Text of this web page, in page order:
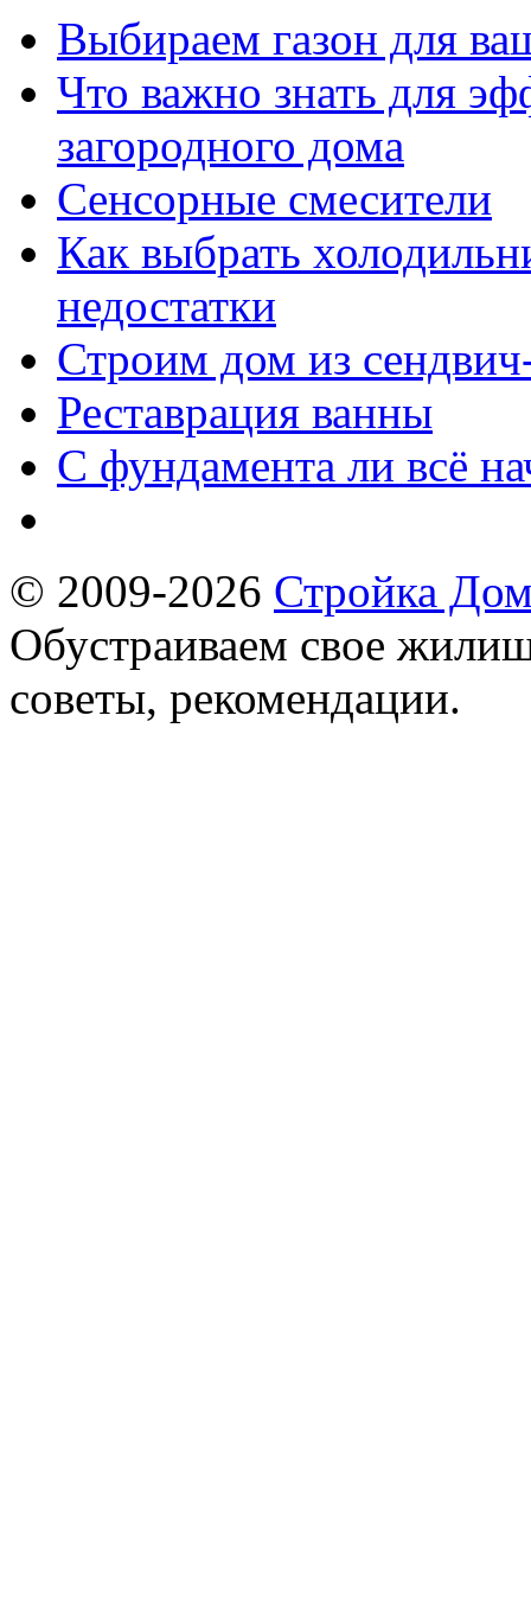
Выбираем газон для
Что важно знать для
загородного дома
Сенсорные смесители
Как выбрать
недостатки
Строим дом из
Реставрация ванны
С фундамента ли всё
© 2009-2026 Стройка
Обустраиваем свое
советы, рекомендации.